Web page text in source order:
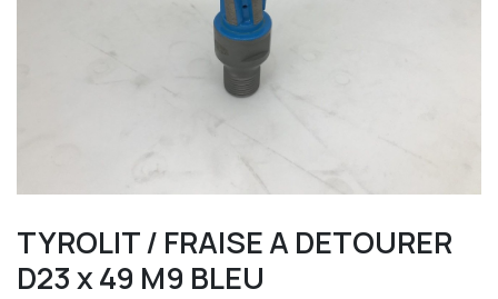
TYROLIT / FRAISE A DETOURER
D23 x 49 M9 BLEU